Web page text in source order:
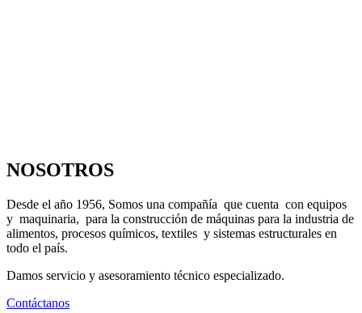
NOSOTROS
Desde el año 1956, Somos una compañía que cuenta con equipos
y maquinaria, para la construcción de máquinas para la industria de
alimentos, procesos químicos, textiles y sistemas estructurales en
todo el país.
Damos servicio y asesoramiento técnico especializado.
Contáctanos